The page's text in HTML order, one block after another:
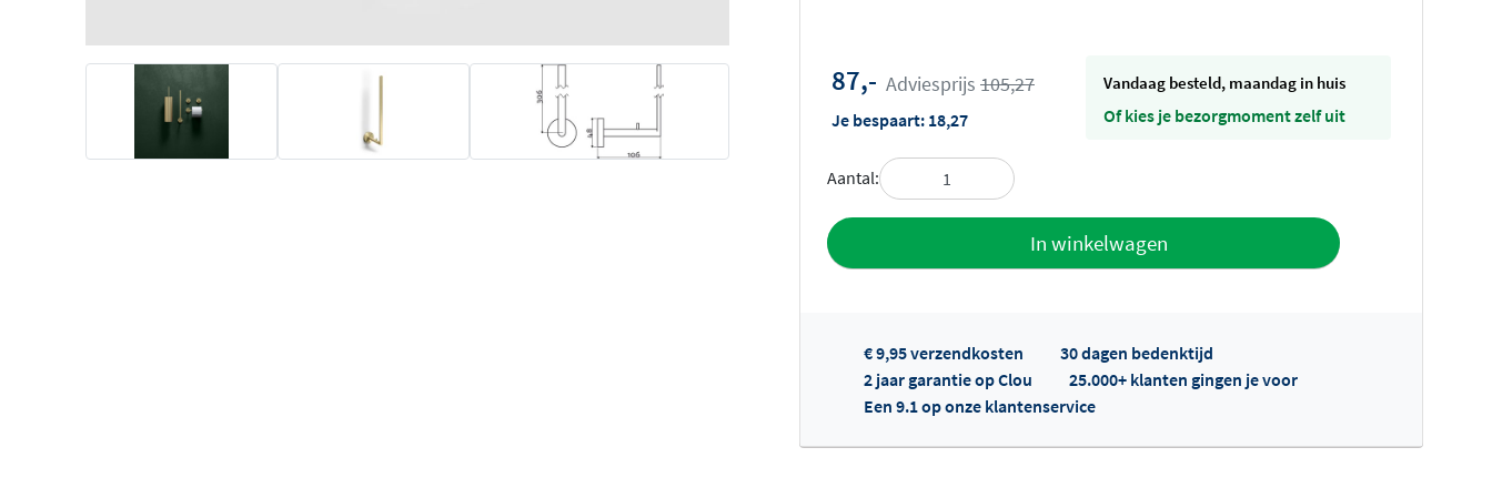
87,- Adviesprijs 105,27
Je bespaart: 18,27
vandaag besteld, maandag in huis
Of kies je bezorgmoment zelf uit
Aantal:
In winkelwagen
Toevoegen aan offerte
Offertes ophalen...
€ 9,95 verzendkosten
30 dagen bedenktijd
2 jaar garantie op Clou
25.000+ klanten gingen je voor
Een 9.1 op onze klantenservice